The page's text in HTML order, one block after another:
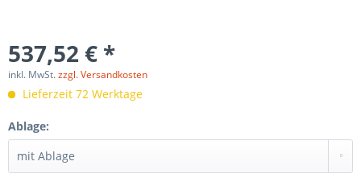
537,52 € *
inkl. MwSt.zzgl. Versandkosten
Lieferzeit 72 Werktage
Ablage: